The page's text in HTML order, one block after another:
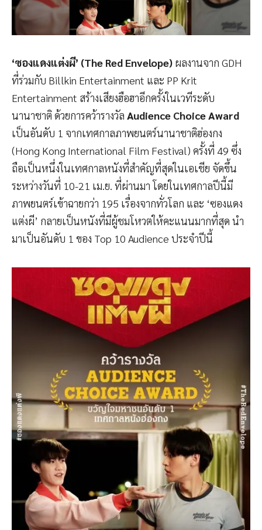
‘ซองแดงแต่งผี’ (The Red Envelope) ผลงานจาก GDH
ที่ร่วมกับ Billkin Entertainment และ PP Krit
Entertainment สร้างเสียงฮือฮาอีกครั้งในเวทีระดับ
นานาชาติ ด้วยการคว้ารางวัล Audience Choice Award
เป็นอันดับ 1 จากเทศกาลภาพยนตร์นานาชาติฮ่องกง
(Hong Kong International Film Festival) ครั้งที่ 49 ซึ่ง
ถือเป็นหนึ่งในเทศกาลหนังที่สำคัญที่สุดในเอเชีย จัดขึ้น
ระหว่างวันที่ 10-21 เม.ย. ที่ผ่านมา โดยในเทศกาลปีนี้มี
ภาพยนตร์เข้าฉายกว่า 195 เรื่องจากทั่วโลก และ ‘ซองแดง
แต่งผี’ กลายเป็นหนังที่มีผู้ชมโหวตให้คะแนนมากที่สุด นำ
มาเป็นอันดับ 1 ของ Top 10 Audience ประจำปีนี้